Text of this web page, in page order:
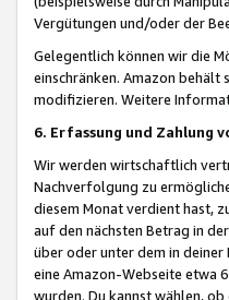
Vergütungen und/oder der
Gelegentlich können wir die
einschränken. Amazon behält
modifizieren. Weitere
6. Erfassung und Zahlung
Wir werden wirtschaftlich
Nachverfolgung zu
diesem Monat verdient hast,
auf den nächsten Betrag in
über oder unter dem in
eine Amazon-Webseite etwa
wurden. Du kannst wählen,